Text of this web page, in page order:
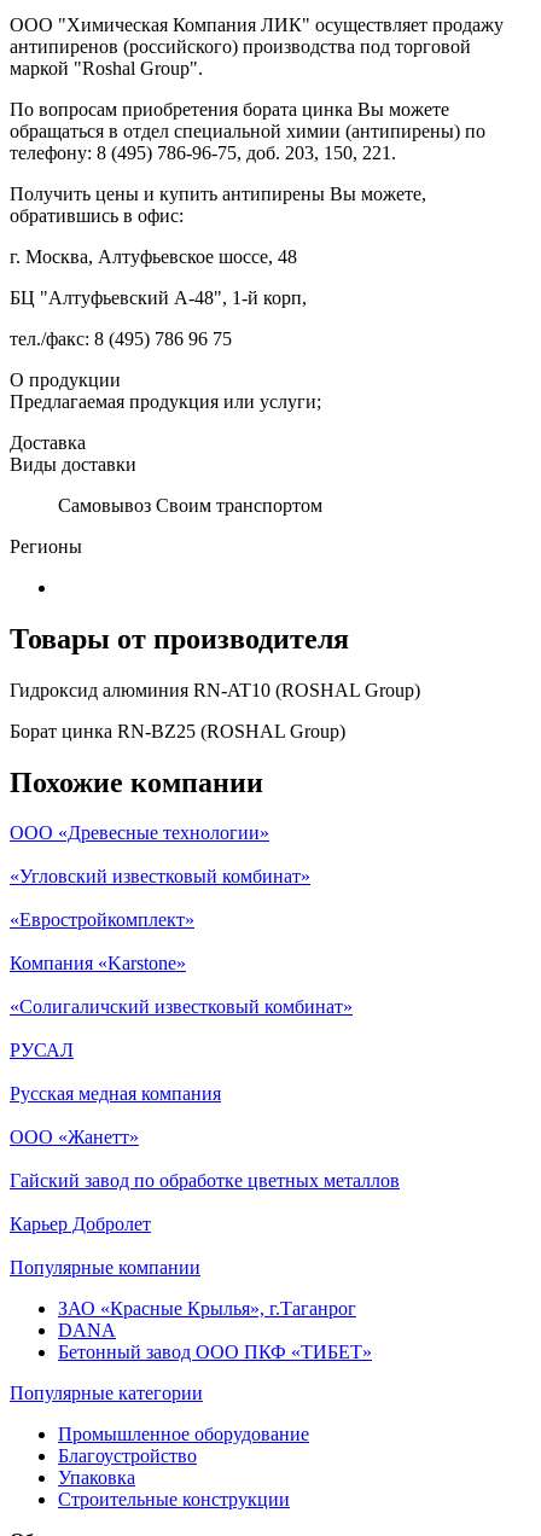
ООО "Химическая Компания ЛИК" осуществляет продажу
антипиренов (российского) производства под торговой
маркой "Roshal Group".
По вопросам приобретения бората цинка Вы можете
обращаться в отдел специальной химии (антипирены) по
телефону: 8 (495) 786-96-75, доб. 203, 150, 221.
Получить цены и купить антипирены Вы можете,
обратившись в офис:
г. Москва, Алтуфьевское шоссе, 48
БЦ "Алтуфьевский А-48", 1-й корп,
тел./факс: 8 (495) 786 96 75
О продукции
Предлагаемая продукция или услуги;
Доставка
Виды доставки
Самовывоз Своим транспортом
Регионы
Товары от производителя
Гидроксид алюминия RN-AT10 (ROSHAL Group)
Борат цинка RN-BZ25 (ROSHAL Group)
Похожие компании
ООО «Древесные технологии»
«Угловский известковый комбинат»
«Евростройкомплект»
Компания «Karstone»
«Солигаличский известковый комбинат»
РУСАЛ
Русская медная компания
ООО «Жанетт»
Гайский завод по обработке цветных металлов
Карьер Добролет
Популярные компании
ЗАО «Красные Крылья», г.Таганрог
DANA
Бетонный завод ООО ПКФ «ТИБЕТ»
Популярные категории
Промышленное оборудование
Благоустройство
Упаковка
Строительные конструкции